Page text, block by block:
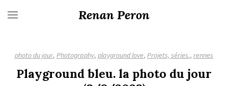
Renan Peron
photo du jour, Photography, playground love, Projets, séries., rennes
Playground bleu. la photo du jour